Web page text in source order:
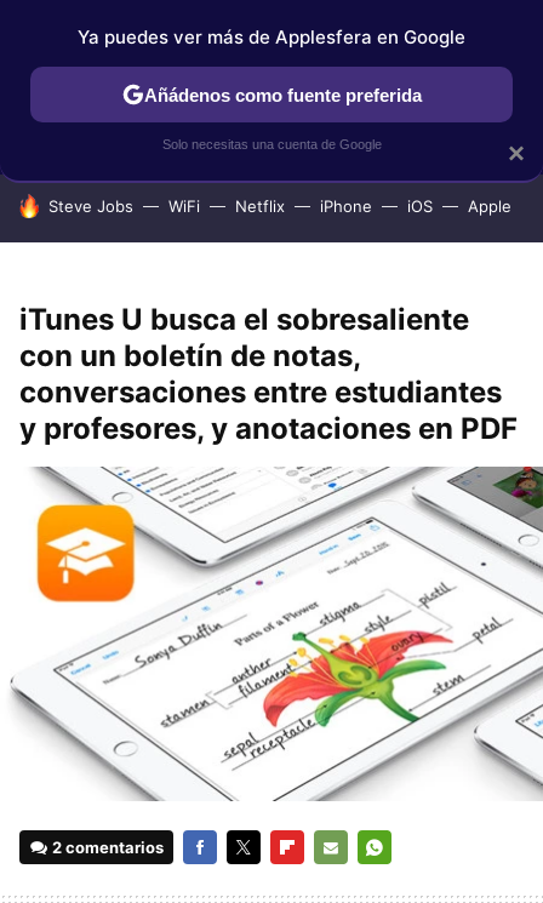
IPHONE TUTORIALES APPLESFERA SELECCIÓN
HOY SE HABLA DE
Steve Jobs WiFi Netflix iPhone iOS Apple
iTunes U busca el sobresaliente
con un boletín de notas,
conversaciones entre estudiantes
y profesores, y anotaciones en PDF
2 comentarios
×
Ya puedes ver más de Applesfera en Google
Añádenos como fuente preferida
Solo necesitas una cuenta de Google